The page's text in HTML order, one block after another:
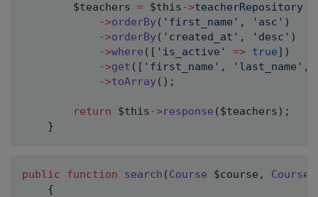
$teachers = $this->teacherRepository
->orderBy ( 'first_name' , 'asc' )
->orderBy ( 'created_at' , 'desc' )
->where ( [ 'is_active' => true] )
->get ( [ 'first_name' , 'last_name' ,
->toArray ( ) ;
return $this->response ( $teachers ) ;
}
public function search ( Course $course ,
{